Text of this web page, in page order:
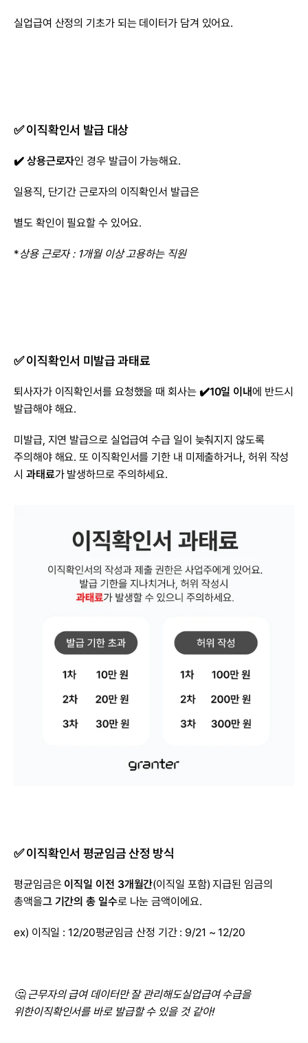
실업급여 산정의 기초가 되는 데이터가 담겨 있어요.
✅ 이직확인서 발급 대상
✔️ 상용근로자인 경우 발급이 가능해요.
일용직, 단기간 근로자의 이직확인서 발급은
별도 확인이 필요할 수 있어요.
*상용 근로자 : 1개월 이상 고용하는 직원
✅ 이직확인서 미발급 과태료
퇴사자가 이직확인서를 요청했을 때 회사는 ✔️10일 이내에 반드시
발급해야 해요.
미발급, 지연 발급으로 실업급여 수급 일이 늦춰지지 않도록
주의해야 해요. 또 이직확인서를 기한 내 미제출하거나, 허위 작성
시 과태료가 발생하므로 주의하세요.
✅ 이직확인서 평균임금 산정 방식
평균임금은 이직일 이전 3개월간(이직일 포함) 지급된 임금의
총액을그 기간의 총 일수로 나눈 금액이에요.​
ex) 이직일 : 12/20평균임금 산정 기간 : 9/21 ~ 12/20​
🤔 근무자의 급여 데이터만 잘 관리해도실업급여 수급을
위한이직확인서를 바로 발급할 수 있을 것 같아!